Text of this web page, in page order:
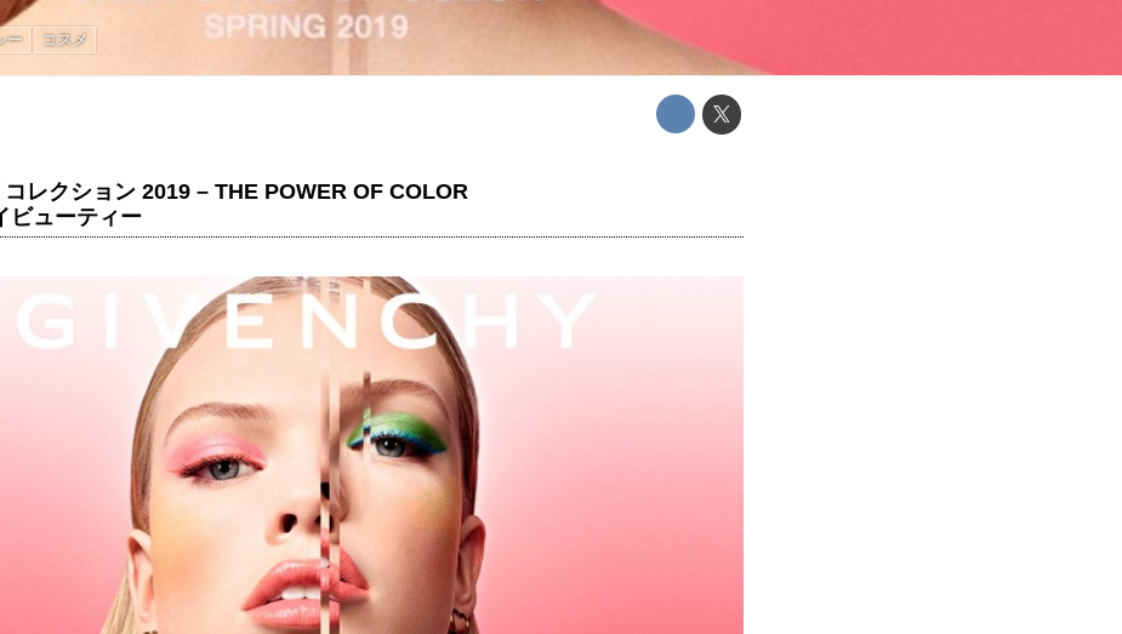
ー コスメ
コレクション 2019 – THE POWER OF COLOR
ビューティー